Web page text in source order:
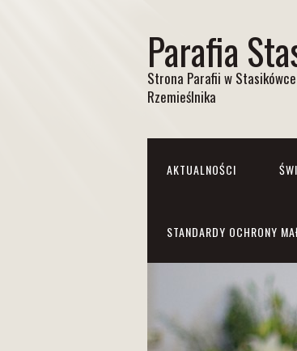
Parafia
Strona Parafii w
Rzemieślnika
AKTUALNOŚCI
STANDARDY OCHRONY